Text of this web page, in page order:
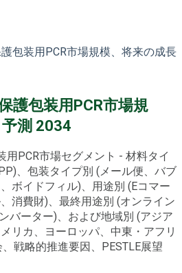
包装用PCR市場規模、将来の成長
護包装用PCR市場規
測 2034
用PCR市場セグメント - 材料タイ
、包装タイプ別 (メール便、バブ
ボイドフィル)、用途別 (Eコマー
消費財)、最終用途別 (オンライン
バーター)、および地域別 (アジア
リカ、ヨーロッパ、中東・アフリ
戦略的推進要因、PESTLE展望